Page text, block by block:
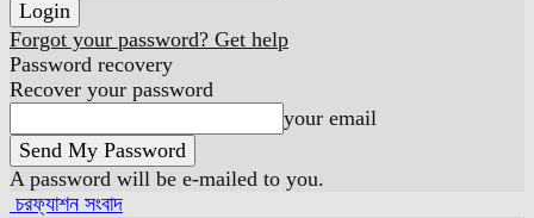
Forgot your password? Get help
Password recovery
Recover your password
your email
A password will be e-mailed to you.
চরফ্যাশন সংবাদ